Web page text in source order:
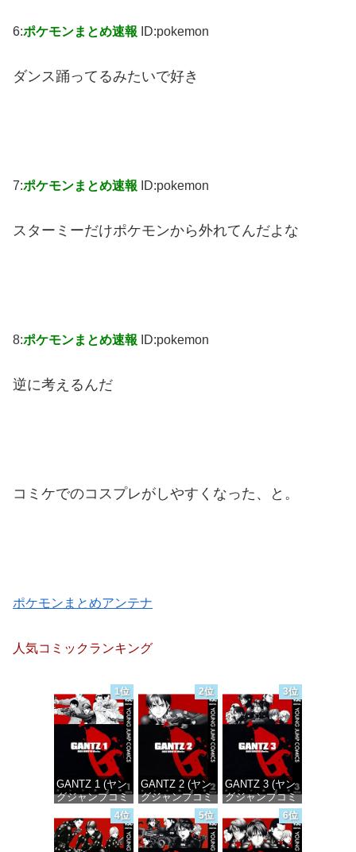
6:ポケモンまとめ速報 ID:pokemon
ダンス踊ってるみたいで好き
7:ポケモンまとめ速報 ID:pokemon
スターミーだけポケモンから外れてんだよな
8:ポケモンまとめ速報 ID:pokemon
逆に考えるんだ
コミケでのコスプレがしやすくなった、と。
ポケモンまとめアンテナ
人気コミックランキング
1位
GANTZ 1 (ヤン
グジャンプコミ
ックスDIGITAL)
価格：¥100
2位
GANTZ 2 (ヤン
グジャンプコミ
ックスDIGITAL)
価格：¥100
3位
GANTZ 3 (ヤン
グジャンプコミ
ックスDIGITAL)
価格：¥100
4位 5位 6位